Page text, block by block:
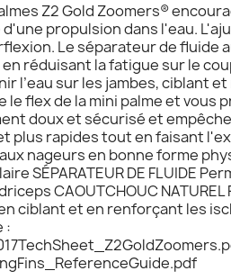
Z2 Gold Zoomers®
propulsion dans l'eau.
Le séparateur de fluide
réduisant la fatigue sur le
l’eau sur les jambes, ciblant
le flex de la mini palme et
doux et sécurisé et
plus rapides tout en faisant
aux nageurs en bonne forme
SÉPARATEUR DE FLUIDE
CAOUTCHOUC
ciblant et en renforçant les
: